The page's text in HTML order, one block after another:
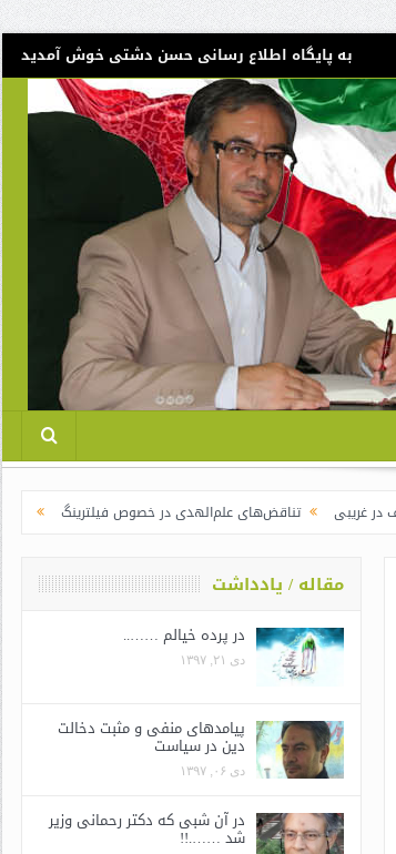
به پایگاه اطلاع رسانی حسن دشتی خوش آمدید
تناقض‌های علم‌الهدی در خصوص فیلترینگ جوانگرایی به
مقاله / یادداشت
در پرده خیالم ……..
دی ۲۱, ۱۳۹۷
پیامدهای منفی و مثبت دخالت
دین در سیاست
دی ۰۶, ۱۳۹۷
در آن شبی که دکتر رحمانی وزیر
شد …….!!